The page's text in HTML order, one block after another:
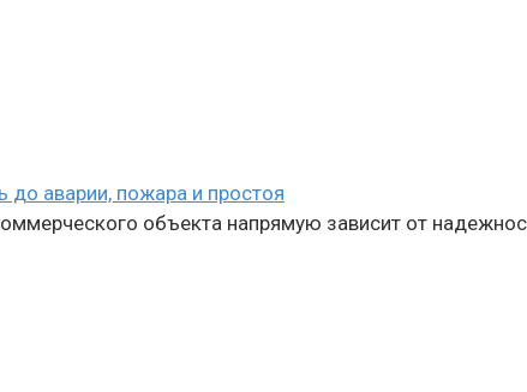
до аварии, пожара и простоя
объекта напрямую зависит от